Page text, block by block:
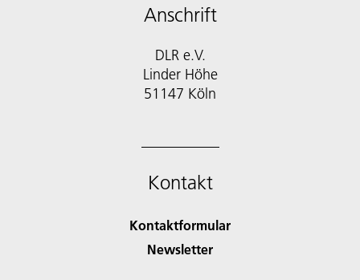
Anschrift
DLR e.V.
Linder Höhe
51147 Köln
Kontakt
Kontaktformular
Newsletter